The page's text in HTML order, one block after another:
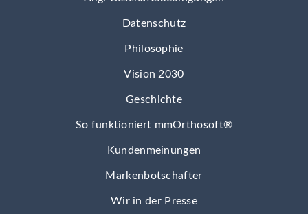
Datenschutz
Philosophie
Vision 2030
Geschichte
So funktioniert mmOrthosoft®
Kundenmeinungen
Markenbotschafter
Wir in der Presse